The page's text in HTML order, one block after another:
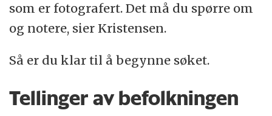
som er fotografert. Det må du spørre om
og notere, sier Kristensen.
Så er du klar til å begynne søket.
Tellinger av befolkningen